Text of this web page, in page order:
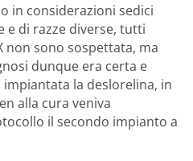
in considerazioni sedici
e di razze diverse, tutti
non sono sospettata, ma
dunque era certa e
impiantata la deslorelina, in
alla cura veniva
il secondo impianto a